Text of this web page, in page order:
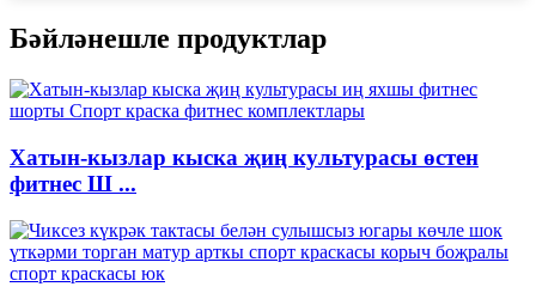
Бәйләнешле продуктлар
Хатын-кызлар кыска җиң культурасы өстен
фитнес Ш ...